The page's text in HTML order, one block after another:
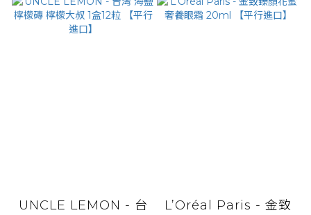
UNCLE LEMON - 台
L’Oréal Paris - 金致